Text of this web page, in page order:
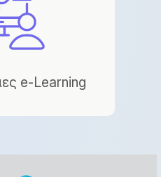
e-Learning